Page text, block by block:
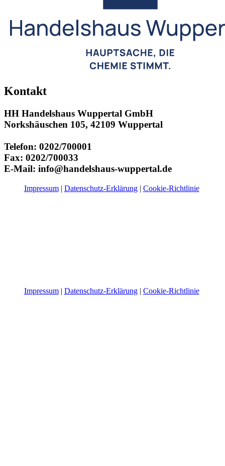
Kontakt
HH Handelshaus Wuppertal GmbH
Norkshäuschen 105, 42109 Wuppertal
Telefon: 0202/700001
Fax: 0202/700033
E-Mail: info@handelshaus-wuppertal.de
Impressum| Datenschutz-Erklärung| Cookie-Richtlinie​
Impressum| Datenschutz-Erklärung| Cookie-Richtlinie​